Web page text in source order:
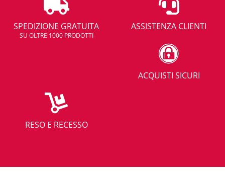
SPEDIZIONE GRATUITA
SU OLTRE 1000 PRODOTTI
ASSISTENZA CLIENTI
ACQUISTI SICURI
RESO E RECESSO